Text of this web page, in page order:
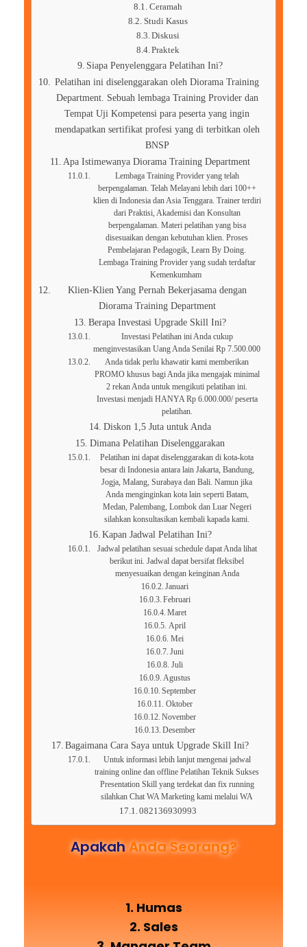
Ceramah
Studi Kasus
Diskusi
Praktek
Siapa Penyelenggara Pelatihan Ini?
Pelatihan ini diselenggarakan oleh Diorama Training
Department. Sebuah lembaga Training Provider dan
Tempat Uji Kompetensi para peserta yang ingin
mendapatkan sertifikat profesi yang di terbitkan oleh
BNSP
Apa Istimewanya Diorama Training Department
Lembaga Training Provider yang telah
berpengalaman. Telah Melayani lebih dari 100++
klien di Indonesia dan Asia Tenggara. Trainer terdiri
dari Praktisi, Akademisi dan Konsultan
berpengalaman. Materi pelatihan yang bisa
disesuaikan dengan kebutuhan klien. Proses
Pembelajaran Pedagogik, Learn By Doing.
Lembaga Training Provider yang sudah terdaftar
Kemenkumham
Klien-Klien Yang Pernah Bekerjasama dengan
Diorama Training Department
Berapa Investasi Upgrade Skill Ini?
Investasi Pelatihan ini Anda cukup
menginvestasikan Uang Anda Senilai Rp 7.500.000
Anda tidak perlu khawatir kami memberikan
PROMO khusus bagi Anda jika mengajak minimal
2 rekan Anda untuk mengikuti pelatihan ini.
Investasi menjadi HANYA Rp 6.000.000/ peserta
pelatihan.
Diskon 1,5 Juta untuk Anda
Dimana Pelatihan Diselenggarakan
Pelatihan ini dapat diselenggarakan di kota-kota
besar di Indonesia antara lain Jakarta, Bandung,
Jogja, Malang, Surabaya dan Bali. Namun jika
Anda menginginkan kota lain seperti Batam,
Medan, Palembang, Lombok dan Luar Negeri
silahkan konsultasikan kembali kapada kami.
Kapan Jadwal Pelatihan Ini?
Jadwal pelatihan sesuai schedule dapat Anda lihat
berikut ini. Jadwal dapat bersifat fleksibel
menyesuaikan dengan keinginan Anda
Januari
Februari
Maret
April
Mei
Juni
Juli
Agustus
September
Oktober
November
Desember
Bagaimana Cara Saya untuk Upgrade Skill Ini?
Untuk informasi lebih lanjut mengenai jadwal
training online dan offline Pelatihan Teknik Sukses
Presentation Skill yang terdekat dan fix running
silahkan Chat WA Marketing kami melalui WA
082136930993
ApakahAnda Seorang?
1. Humas
2. Sales